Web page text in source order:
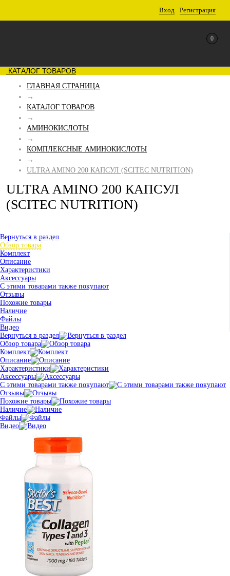
Вход Регистрация
0
КАТАЛОГ ТОВАРОВ
ГЛАВНАЯ СТРАНИЦА
→
КАТАЛОГ ТОВАРОВ
→
АМИНОКИСЛОТЫ
→
КОМПЛЕКСНЫЕ АМИНОКИСЛОТЫ
→
ULTRA AMINO 200 КАПСУЛ (SCITEC NUTRITION)
ULTRA AMINO 200 КАПСУЛ
(SCITEC NUTRITION)
Вернуться в раздел
Обзор товара
Комплект
Описание
Характеристики
Аксессуары
С этими товарами также покупают
Отзывы
Похожие товары
Наличие
Файлы
Видео
Вернуться в раздел
Обзор товара
Комплект
Описание
Характеристики
Аксессуары
С этими товарами также покупают
Отзывы
Похожие товары
Наличие
Файлы
Видео